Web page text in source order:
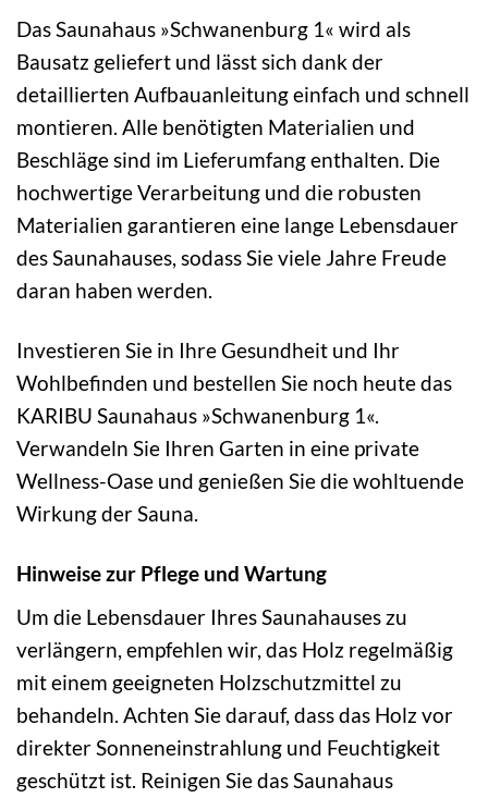
Das Saunahaus »Schwanenburg 1« wird als
Bausatz geliefert und lässt sich dank der
detaillierten Aufbauanleitung einfach und schnell
montieren. Alle benötigten Materialien und
Beschläge sind im Lieferumfang enthalten. Die
hochwertige Verarbeitung und die robusten
Materialien garantieren eine lange Lebensdauer
des Saunahauses, sodass Sie viele Jahre Freude
daran haben werden.
Investieren Sie in Ihre Gesundheit und Ihr
Wohlbefinden und bestellen Sie noch heute das
KARIBU Saunahaus »Schwanenburg 1«.
Verwandeln Sie Ihren Garten in eine private
Wellness-Oase und genießen Sie die wohltuende
Wirkung der Sauna.
Hinweise zur Pflege und Wartung
Um die Lebensdauer Ihres Saunahauses zu
verlängern, empfehlen wir, das Holz regelmäßig
mit einem geeigneten Holzschutzmittel zu
behandeln. Achten Sie darauf, dass das Holz vor
direkter Sonneneinstrahlung und Feuchtigkeit
geschützt ist. Reinigen Sie das Saunahaus